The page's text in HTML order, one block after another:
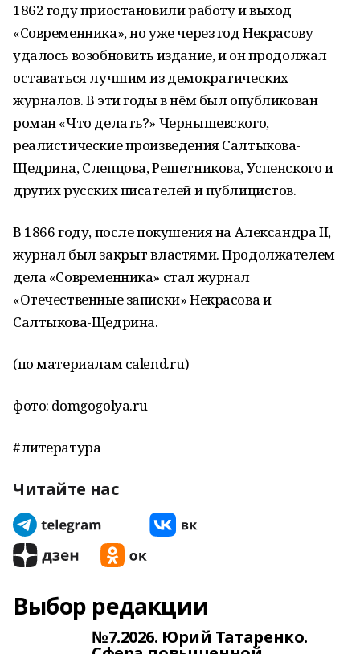
1862 году приостановили работу и выход
«Современника», но уже через год Некрасову
удалось возобновить издание, и он продолжал
оставаться лучшим из демократических
журналов. В эти годы в нём был опубликован
роман «Что делать?» Чернышевского,
реалистические произведения Салтыкова-
Щедрина, Слепцова, Решетникова, Успенского и
других русских писателей и публицистов.
В 1866 году, после покушения на Александра II,
журнал был закрыт властями. Продолжателем
дела «Современника» стал журнал
«Отечественные записки» Некрасова и
Салтыкова-Щедрина.
(по материалам calend.ru)
фото: domgogolya.ru
#литература
Читайте нас
Выбор редакции
№7.2026. Юрий Татаренко.